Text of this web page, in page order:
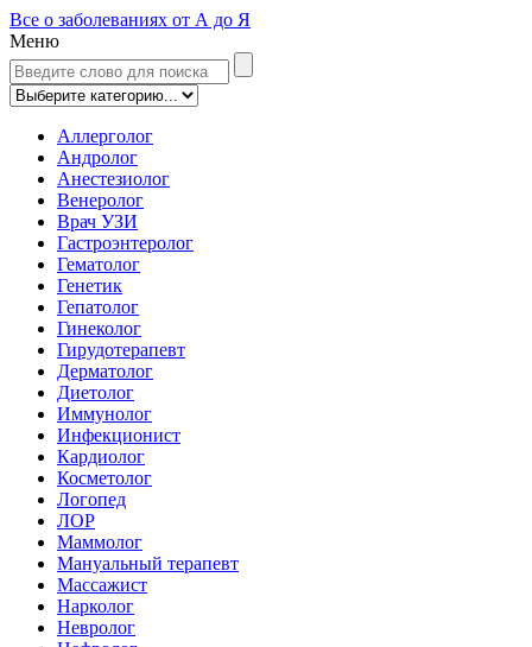
Все о заболеваниях от А до Я
Меню
Аллерголог
Андролог
Анестезиолог
Венеролог
Врач УЗИ
Гастроэнтеролог
Гематолог
Генетик
Гепатолог
Гинеколог
Гирудотерапевт
Дерматолог
Диетолог
Иммунолог
Инфекционист
Кардиолог
Косметолог
Логопед
ЛОР
Маммолог
Мануальный терапевт
Массажист
Нарколог
Невролог